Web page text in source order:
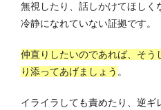
無視したり、話しかけてほしく
冷静になれていない証拠です。
仲直りしたいのであれば、そう
り添ってあげましょう 。
イライラしても責めたり、逆ギ